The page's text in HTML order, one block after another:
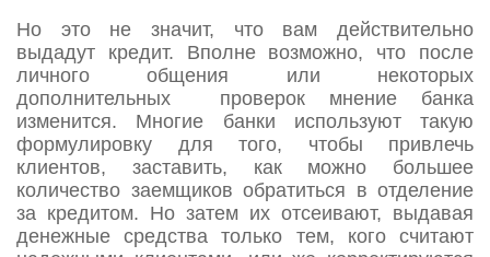
Но это не значит, что вам действительно
выдадут кредит. Вполне возможно, что после
личного общения или некоторых
дополнительных проверок мнение банка
изменится. Многие банки используют такую
формулировку для того, чтобы привлечь
клиентов, заставить, как можно большее
количество заемщиков обратиться в отделение
за кредитом. Но затем их отсеивают, выдавая
денежные средства только тем, кого считают